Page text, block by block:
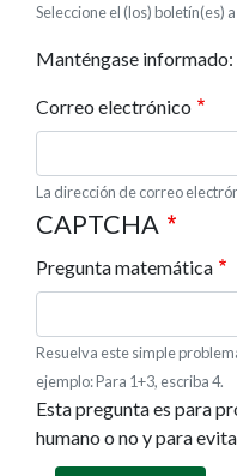
Seleccione el (los) boletín(es)
Manténgase informado:
Correo electrónico
La dirección de correo
CAPTCHA
Pregunta matemática
Resuelva este simple
ejemplo: Para 1+3, escriba 4.
Esta pregunta es para
humano o no y para